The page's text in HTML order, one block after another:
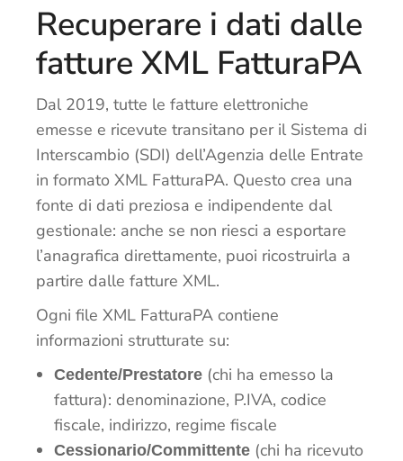
Recuperare i dati dalle
fatture XML FatturaPA
Dal 2019, tutte le fatture elettroniche
emesse e ricevute transitano per il Sistema di
Interscambio (SDI) dell’Agenzia delle Entrate
in formato XML FatturaPA. Questo crea una
fonte di dati preziosa e indipendente dal
gestionale: anche se non riesci a esportare
l’anagrafica direttamente, puoi ricostruirla a
partire dalle fatture XML.
Ogni file XML FatturaPA contiene
informazioni strutturate su:
Cedente/Prestatore (chi ha emesso la
fattura): denominazione, P.IVA, codice
fiscale, indirizzo, regime fiscale
Cessionario/Committente (chi ha ricevuto